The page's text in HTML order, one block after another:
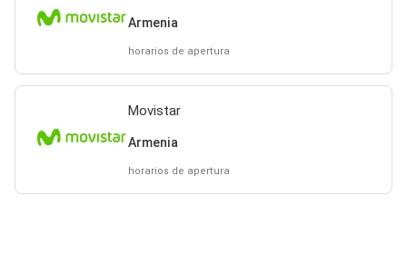
Armenia
horarios de apertura
Movistar
Armenia
horarios de apertura